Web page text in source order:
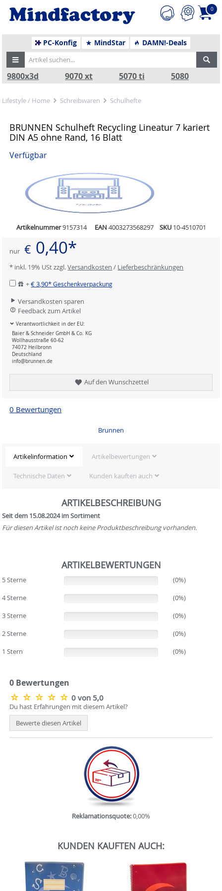
0
PC-Konfig MindStar DAMN!-Deals
9800x3d 9070 xt 5070 ti 5080
Lifestyle / Home Schreibwaren Schulhefte
BRUNNEN Schulheft Recycling Lineatur 7 kariert
DIN A5 ohne Rand, 16 Blatt
Verfügbar
Artikelnummer9157314 EAN 4003273568297 SKU 10-4510701
nur € 0,40*
* inkl. 19% USt zzgl.Versandkosten / Lieferbeschränkungen
+€ 3,90*Geschenkverpackung
Versandkosten sparen
Feedback zum Artikel
Verantwortlichkeit in der EU:
Baier & Schneider GmbH & Co. KG
Wollhausstraße 60-62
74072 Heilbronn
Deutschland
info@brunnen.de
Auf den Wunschzettel
0 Bewertungen
Brunnen
Artikelinformation Artikelbewertungen
Technische Daten Kunden kauften auch
ARTIKELBESCHREIBUNG
Seit dem 15.08.2024 im Sortiment
Für diesen Artikel ist noch keine Produktbeschreibung vorhanden.
ARTIKELBEWERTUNGEN
5 Sterne
(0%)
4 Sterne
(0%)
3 Sterne
(0%)
2 Sterne
(0%)
1 Stern
(0%)
0 Bewertungen
0 von 5,0
Du hast Erfahrungen mit diesem Artikel?
Bewerte diesen Artikel
Reklamationsquote:0,00%
KUNDEN KAUFTEN AUCH: